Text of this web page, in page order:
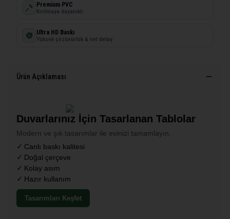
Premium PVC
Kırılmaya dayanıklı
Ultra HD Baskı
Yüksek çözünürlük & net detay
Ürün Açıklaması
Duvarlarınız İçin Tasarlanan Tablolar
Modern ve şık tasarımlar ile evinizi tamamlayın.
Canlı baskı kalitesi
Doğal çerçeve
Kolay asım
Hazır kullanım
Tasarımları Keşfet